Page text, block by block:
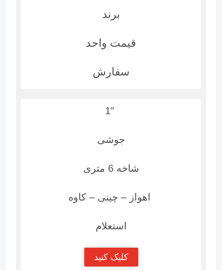
برند
قیمت واحد
سفارش
جوشی
شاخه 6 متری
اهواز – چینی – کاوه
استعلام
کلیک کنید